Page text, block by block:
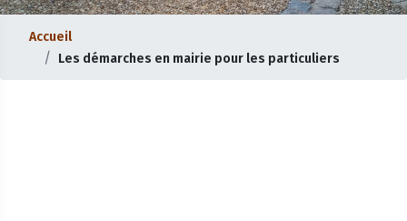
Accueil
Les démarches en mairie pour les particuliers